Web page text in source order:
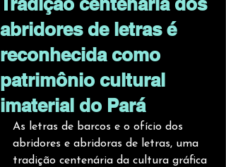
abridores de letras é
reconhecida como
patrimônio cultural
imaterial do Pará
As letras de barcos e o ofício dos
abridores e abridoras de letras, uma
tradição centenária da cultura gráfica